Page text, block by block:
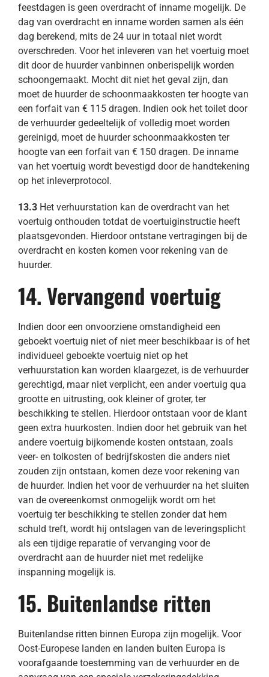
feestdagen is geen overdracht of inname mogelijk. De
dag van overdracht en inname worden samen als één
dag berekend, mits de 24 uur in totaal niet wordt
overschreden. Voor het inleveren van het voertuig moet
dit door de huurder vanbinnen onberispelijk worden
schoongemaakt. Mocht dit niet het geval zijn, dan
moet de huurder de schoonmaakkosten ter hoogte van
een forfait van € 115 dragen. Indien ook het toilet door
de verhuurder gedeeltelijk of volledig moet worden
gereinigd, moet de huurder schoonmaakkosten ter
hoogte van een forfait van € 150 dragen. De inname
van het voertuig wordt bevestigd door de handtekening
op het inleverprotocol.
13.3Het verhuurstation kan de overdracht van het
voertuig onthouden totdat de voertuiginstructie heeft
plaatsgevonden. Hierdoor ontstane vertragingen bij de
overdracht en kosten komen voor rekening van de
huurder.
14. Vervangend voertuig
Indien door een onvoorziene omstandigheid een
geboekt voertuig niet of niet meer beschikbaar is of het
individueel geboekte voertuig niet op het
verhuurstation kan worden klaargezet, is de verhuurder
gerechtigd, maar niet verplicht, een ander voertuig qua
grootte en uitrusting, ook kleiner of groter, ter
beschikking te stellen. Hierdoor ontstaan voor de klant
geen extra huurkosten. Indien door het gebruik van het
andere voertuig bijkomende kosten ontstaan, zoals
veer- en tolkosten of bedrijfskosten die anders niet
zouden zijn ontstaan, komen deze voor rekening van
de huurder. Indien het voor de verhuurder na het sluiten
van de overeenkomst onmogelijk wordt om het
voertuig ter beschikking te stellen zonder dat hem
schuld treft, wordt hij ontslagen van de leveringsplicht
als een tijdige reparatie of vervanging voor de
overdracht aan de huurder niet met redelijke
inspanning mogelijk is.
15. Buitenlandse ritten
Buitenlandse ritten binnen Europa zijn mogelijk. Voor
Oost-Europese landen en landen buiten Europa is
voorafgaande toestemming van de verhuurder en de